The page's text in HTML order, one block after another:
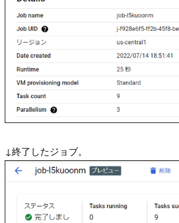
↓終了したジョブ。